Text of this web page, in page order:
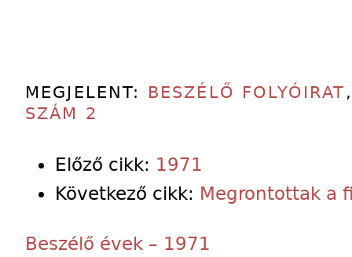
MEGJELENT: BESZÉLŐ FOLYÓIRAT
SZÁM 2
Előző cikk: 1971
Következő cikk: Megrontottak a
Beszélő évek – 1971